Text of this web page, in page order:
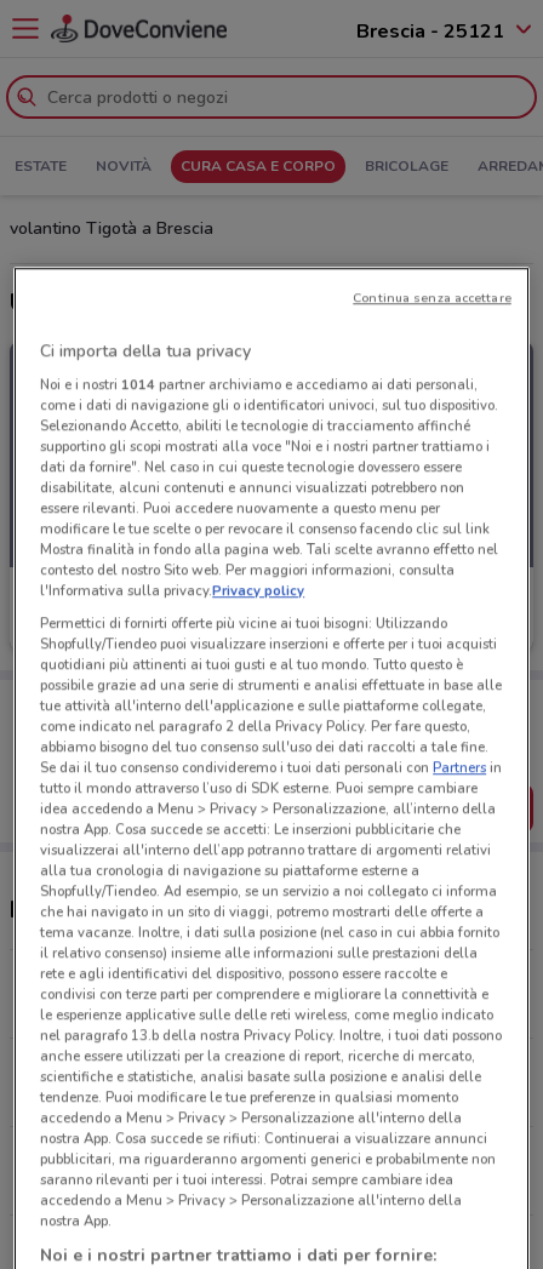
Brescia - 25121
ESTATE NOVITÀ CURA CASA E CORPO BRICOLAGE
volantino Tigotà a Brescia
Ultime offerte del volantino Tigotà
Tigotà
Scade il 31/08
Porta DoveConviene sempre con te!
Puoi trovare le migliori offerte dei negozi vicino a te,
salvarle e creare la tua lista del risparmio, comodamente
dal tuo cellulare.
SCARICA L’APP
Negozi Tigotà a Brescia
Via Porcellaga, 20 Brescia
674 m
CHIUSO
Via Mameli, 30/32 Brescia
744 m
CHIUSO
Via Apollonio, 15/17 Brescia
1.1 km
CHIUSO
Via Foro Boario, 16/B Brescia
Ci importa della tua privacy
Noi e i nostri 1014partner archiviamo e accediamo ai dati personali,
come i dati di navigazione gli o identificatori univoci, sul tuo dispositivo.
Selezionando Accetto, abiliti le tecnologie di tracciamento affinché
supportino gli scopi mostrati alla voce "Noi e i nostri partner trattiamo i
dati da fornire". Nel caso in cui queste tecnologie dovessero essere
disabilitate, alcuni contenuti e annunci visualizzati potrebbero non
essere rilevanti. Puoi accedere nuovamente a questo menu per
modificare le tue scelte o per revocare il consenso facendo clic sul link
Mostra finalità in fondo alla pagina web. Tali scelte avranno effetto nel
contesto del nostro Sito web. Per maggiori informazioni, consulta
l'Informativa sulla privacy.Privacy policy
Permettici di fornirti offerte più vicine ai tuoi bisogni: Utilizzando
Shopfully/Tiendeo puoi visualizzare inserzioni e offerte per i tuoi acquisti
quotidiani più attinenti ai tuoi gusti e al tuo mondo. Tutto questo è
possibile grazie ad una serie di strumenti e analisi effettuate in base alle
tue attività all'interno dell'applicazione e sulle piattaforme collegate,
come indicato nel paragrafo 2 della Privacy Policy. Per fare questo,
abbiamo bisogno del tuo consenso sull'uso dei dati raccolti a tale fine.
Se dai il tuo consenso condivideremo i tuoi dati personali conPartnersin
tutto il mondo attraverso l’uso di SDK esterne. Puoi sempre cambiare
idea accedendo a Menu > Privacy > Personalizzazione, all’interno della
nostra App. Cosa succede se accetti: Le inserzioni pubblicitarie che
visualizzerai all'interno dell’app potranno trattare di argomenti relativi
alla tua cronologia di navigazione su piattaforme esterne a
Shopfully/Tiendeo. Ad esempio, se un servizio a noi collegato ci informa
che hai navigato in un sito di viaggi, potremo mostrarti delle offerte a
tema vacanze. Inoltre, i dati sulla posizione (nel caso in cui abbia fornito
il relativo consenso) insieme alle informazioni sulle prestazioni della
rete e agli identificativi del dispositivo, possono essere raccolte e
condivisi con terze parti per comprendere e migliorare la connettività e
le esperienze applicative sulle delle reti wireless, come meglio indicato
nel paragrafo 13.b della nostra Privacy Policy. Inoltre, i tuoi dati possono
anche essere utilizzati per la creazione di report, ricerche di mercato,
scientifiche e statistiche, analisi basate sulla posizione e analisi delle
tendenze. Puoi modificare le tue preferenze in qualsiasi momento
accedendo a Menu > Privacy > Personalizzazione all'interno della
nostra App. Cosa succede se rifiuti: Continuerai a visualizzare annunci
pubblicitari, ma riguarderanno argomenti generici e probabilmente non
saranno rilevanti per i tuoi interessi. Potrai sempre cambiare idea
accedendo a Menu > Privacy > Personalizzazione all'interno della
nostra App.
Noi e i nostri partner trattiamo i dati per fornire:
Continua senza accettare